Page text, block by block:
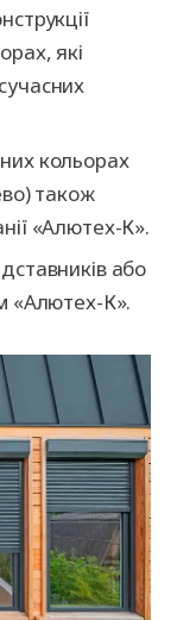
які
кольорах
також
«Алютех-К».
або
«Алютех-К».